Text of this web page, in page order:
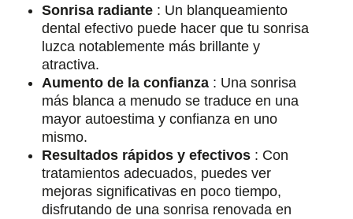
Sonrisa radiante : Un blanqueamiento
dental efectivo puede hacer que tu sonrisa
luzca notablemente más brillante y
atractiva.
Aumento de la confianza : Una sonrisa
más blanca a menudo se traduce en una
mayor autoestima y confianza en uno
mismo.
Resultados rápidos y efectivos : Con
tratamientos adecuados, puedes ver
mejoras significativas en poco tiempo,
disfrutando de una sonrisa renovada en